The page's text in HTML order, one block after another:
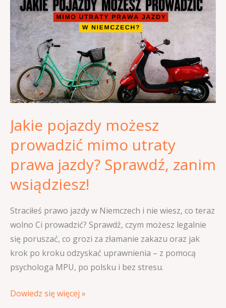
Jakie pojazdy możesz
prowadzić mimo utraty
prawa jazdy? Sprawdź, zanim
wsiądziesz!
Straciłeś prawo jazdy w Niemczech i nie wiesz, co teraz
wolno Ci prowadzić? Sprawdź, czym możesz legalnie
się poruszać, co grozi za złamanie zakazu oraz jak
krok po kroku odzyskać uprawnienia – z pomocą
psychologa MPU, po polsku i bez stresu.
pojazdy
możesz
prowadzić
mimo
utraty
prawa
jazdy?
Sprawdź,
zanim
wsiądziesz!
Dowiedz się więcej »